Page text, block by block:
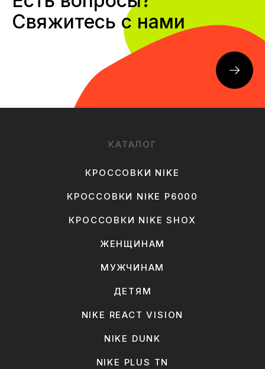
Свяжитесь с нами
КАТАЛОГ
КРОССОВКИ NIKE
КРОССОВКИ NIKE P6000
КРОССОВКИ NIKE SHOX
ЖЕНЩИНАМ
МУЖЧИНАМ
ДЕТЯМ
NIKE REACT VISION
NIKE DUNK
NIKE PLUS TN